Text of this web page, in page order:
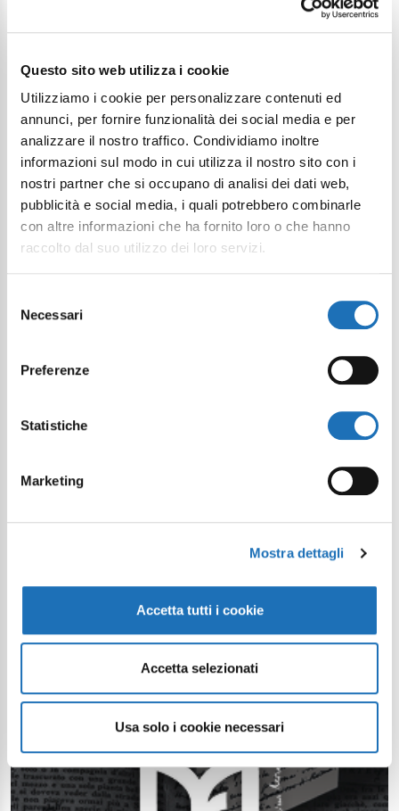
Questo sito web utilizza i cookie
Utilizziamo i cookie per personalizzare contenuti ed
annunci, per fornire funzionalità dei social media e per
analizzare il nostro traffico. Condividiamo inoltre
informazioni sul modo in cui utilizza il nostro sito con i
nostri partner che si occupano di analisi dei dati web,
pubblicità e social media, i quali potrebbero combinarle
con altre informazioni che ha fornito loro o che hanno
raccolto dal suo utilizzo dei loro servizi.
delNecessari
Preferenze
Statistiche
Marketing
Mostra dettagli
Accetta tutti i cookie
Accetta selezionati
Usa solo i cookie necessari
Il tuo viaggio digitale dentro Cesenatico